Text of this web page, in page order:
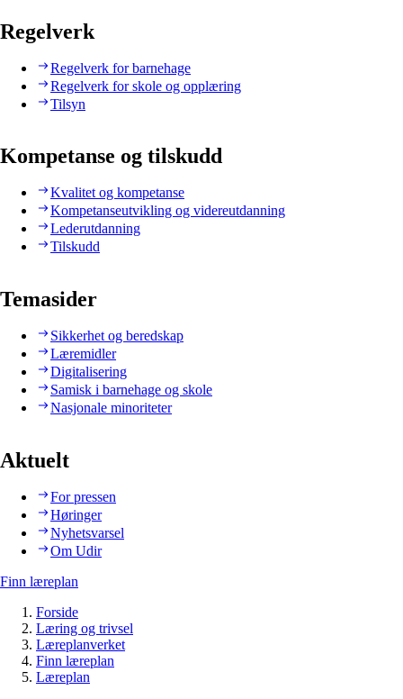
Regelverk
Regelverk for barnehage
Regelverk for skole og opplæring
Tilsyn
Kompetanse og tilskudd
Kvalitet og kompetanse
Kompetanseutvikling og videreutdanning
Lederutdanning
Tilskudd
Temasider
Sikkerhet og beredskap
Læremidler
Digitalisering
Samisk i barnehage og skole
Nasjonale minoriteter
Aktuelt
For pressen
Høringer
Nyhetsvarsel
Om Udir
Finn læreplan
Forside
Læring og trivsel
Læreplanverket
Finn læreplan
Læreplan